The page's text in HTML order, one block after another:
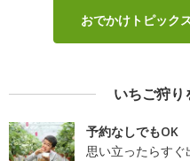
おでかけトピック
いちご狩り
予約なしでもOK
思い立ったらすぐ